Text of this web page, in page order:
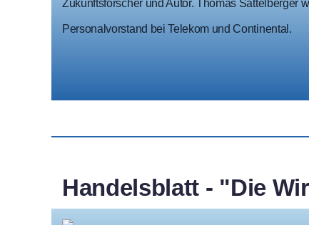
Handelsblatt - "Die